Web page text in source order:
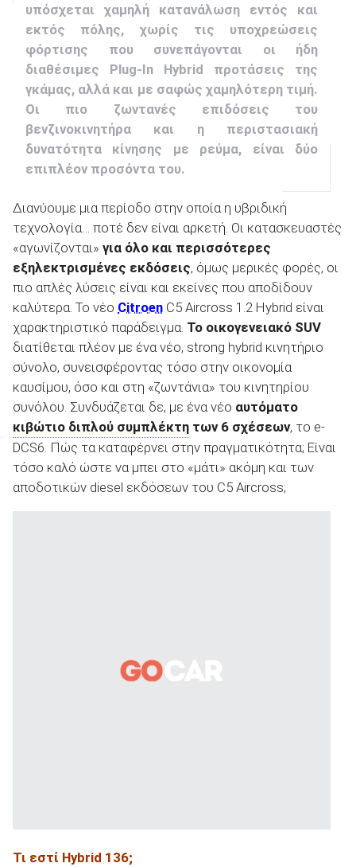
υπόσχεται χαμηλή κατανάλωση εντός και
εκτός πόλης, χωρίς τις υποχρεώσεις
φόρτισης που συνεπάγονται οι ήδη
διαθέσιμες Plug-In Hybrid προτάσεις της
γκάμας, αλλά και με σαφώς χαμηλότερη τιμή.
Οι πιο ζωντανές επιδόσεις του
βενζινοκινητήρα και η περιστασιακή
δυνατότητα κίνησης με ρεύμα, είναι δύο
επιπλέον προσόντα του.
Διανύουμε μια περίοδο στην οποία η υβριδική
τεχνολογία… ποτέ δεν είναι αρκετή. Οι κατασκευαστές
«αγωνίζονται» για όλο και περισσότερες
εξηλεκτρισμένες εκδόσεις, όμως μερικές φορές, οι
πιο απλές λύσεις είναι και εκείνες που αποδίδουν
καλύτερα. Το νέο Citroen C5 Aircross 1.2 Hybrid είναι
χαρακτηριστικό παράδειγμα. Το οικογενειακό SUV
διατίθεται πλέον με ένα νέο, strong hybrid κινητήριο
σύνολο, συνεισφέροντας τόσο στην οικονομία
καυσίμου, όσο και στη «ζωντάνια» του κινητηρίου
συνόλου. Συνδυάζεται δε, με ένα νέο αυτόματο
κιβώτιο διπλού συμπλέκτη των 6 σχέσεων, το e-
DCS6. Πώς τα καταφέρνει στην πραγματικότητα; Είναι
τόσο καλό ώστε να μπει στο «μάτι» ακόμη και των
αποδοτικών diesel εκδόσεων του C5 Aircross;
Τι εστί Hybrid 136;